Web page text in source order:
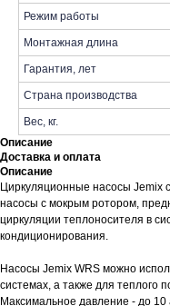
Режим работы
Монтажная длина
Гарантия, лет
Страна производства
Вес, кг.
Описание
Доставка и оплата
Описание
Циркуляционные насосы Jemix
насосы с мокрым ротором,
циркуляции теплоносителя в
кондиционирования.
Насосы Jemix WRS можно
системах, а также для теплого
Максимальное давление - до 10